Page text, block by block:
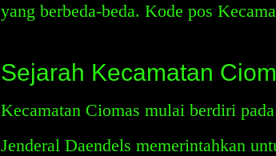
yang berbeda-beda. Kode pos
Sejarah Kecamatan
Kecamatan Ciomas mulai berdiri
Jenderal Daendels memerintahkan